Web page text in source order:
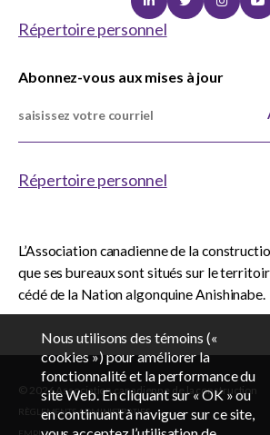
LinkedinTwitter
Répertoire personnel
Abonnez-vous aux mises à jour
Répertoire personnel
L’Association canadienne de la
que ses bureaux sont situés sur le
cédé de la Nation algonquine Anishinabe.
© 2026 Association canadienne de la construction
RÈGLEMENTS ADMINISTRATIFS
Nous utilisons des témoins («
cookies ») pour améliorer la
fonctionnalité et la performance du
site Web. En cliquant sur « OK » ou
en continuant à naviguer sur ce site,